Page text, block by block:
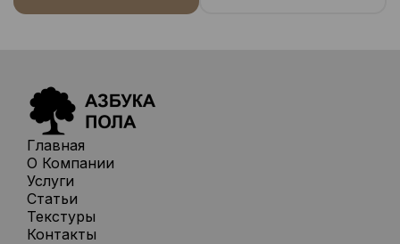
Главная
О Компании
Услуги
Статьи
Текстуры
Контакты